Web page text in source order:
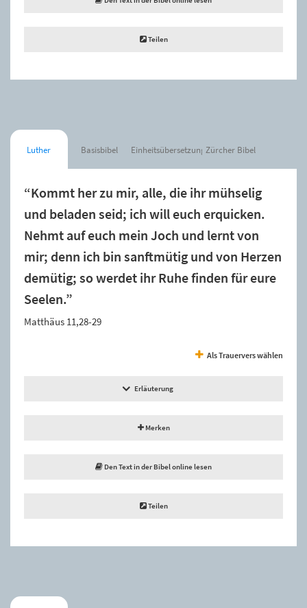
Teilen
Luther Basisbibel Einheitsübersetzung Zürcher Bibel
“Kommt her zu mir, alle, die ihr mühselig
und beladen seid; ich will euch erquicken.
Nehmt auf euch mein Joch und lernt von
mir; denn ich bin sanftmütig und von Herzen
demütig; so werdet ihr Ruhe finden für eure
Seelen.”
Matthäus 11,28-29
Als Trauervers wählen
Erläuterung
Merken
Den Text in der Bibel online lesen
Teilen